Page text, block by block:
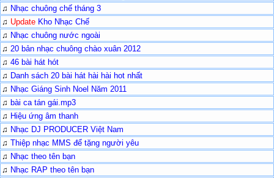
♫ Nhạc chuông chế tháng 3
♫ Update Kho Nhạc Chế
♫ Nhạc chuông nước ngoài
♫ 20 bản nhạc chuông chào xuân 2012
♫ 46 bài hát hót
♫ Danh sách 20 bài hát hài hài hot nhất
♫ Nhạc Giáng Sinh Noel Năm 2011
♫ bài ca tán gái.mp3
♫ Hiệu ứng âm thanh
♫ Nhạc DJ PRODUCER Việt Nam
♫ Thiệp nhạc MMS để tặng người yêu
♫ Nhạc theo tên bạn
♫ Nhạc RAP theo tên bạn